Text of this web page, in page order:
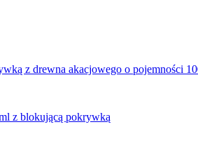
z drewna akacjowego o pojemności
z blokującą pokrywką